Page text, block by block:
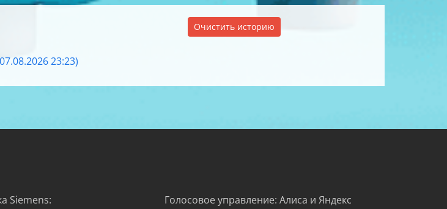
Очистить историю
23:23)
Siemens:
Голосовое управление: Алиса и Яндекс